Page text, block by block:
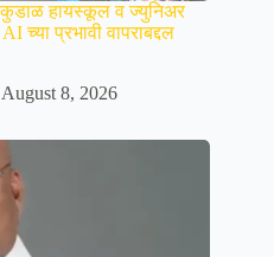
हायस्कूल व ज्युनिअर
च्या प्रभावी वापराबद्दल
August 8, 2026